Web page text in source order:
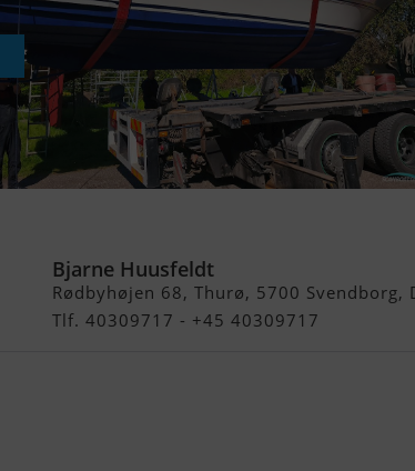
Bjarne Huusfeldt
Rødbyhøjen 68, Thurø, 5700 Svendborg,
Tlf. 40309717 - +45 40309717